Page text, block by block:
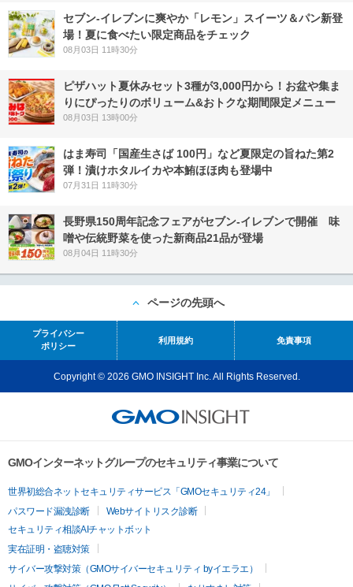
セブン‐イレブンに爽やか「レモン」スイーツ＆パン新登
場！夏に食べたい限定商品をチェック
08月03日 11時30分
ピザハット夏休みセット3種が3,000円から！お盆や集ま
りにぴったりのボリューム&おトクな期間限定メニュー
08月03日 13時00分
はま寿司「国産生さば 100円」など夏限定の旨ねた第2
弾！漬けホタルイカや本鮪ほほ肉も登場中
07月31日 11時30分
長野県150周年記念フェアがセブン-イレブンで開催 味
噌や伝統野菜を使った新商品21品が登場
08月04日 11時30分
ページの先頭へ
プライバシー
ポリシー
利用規約 免責事項
Copyright © 2026 GMO INSIGHT Inc. All Rights Reserved.
GMOインターネットグループのセキュリティ事業について
世界初総合ネットセキュリティサービス「GMOセキュリティ24」
パスワード漏洩診断
Webサイトリスク診断
セキュリティ相談AIチャットボット
実在証明・盗聴対策
サイバー攻撃対策（GMOサイバーセキュリティ byイエラエ）